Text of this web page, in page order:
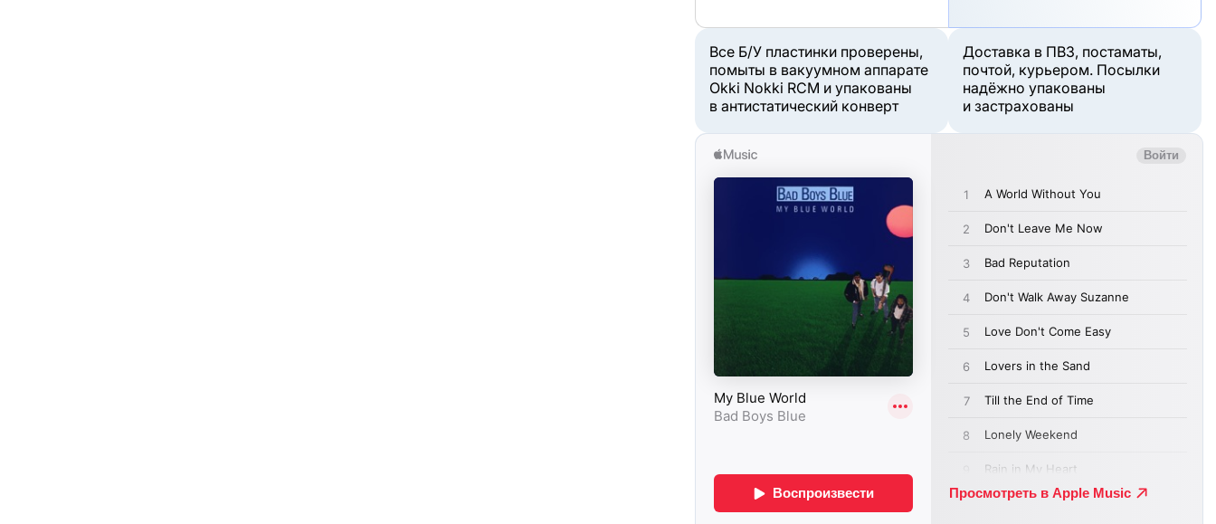
Все Б/У пластинки проверены,
помыты в вакуумном аппарате
Okki Nokki RCM и упакованы
в антистатический конверт
Доставка в ПВЗ, постаматы,
почтой, курьером. Посылки
надёжно упакованы
и застрахованы